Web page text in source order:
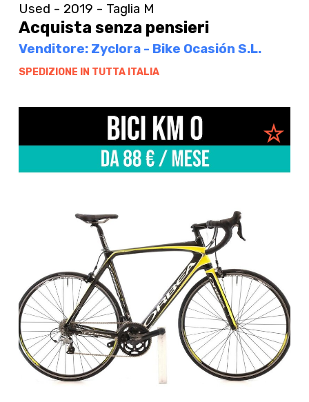
Used - 2019 - Taglia M
Acquista senza pensieri
Venditore: Zyclora - Bike Ocasión S.L.
SPEDIZIONE IN TUTTA ITALIA